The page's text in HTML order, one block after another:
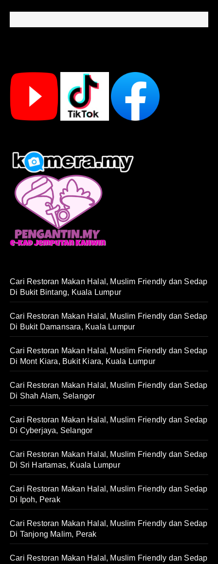
Cari Restoran Makan Halal, Muslim Friendly dan Sedap
Di Bukit Bintang, Kuala Lumpur
Cari Restoran Makan Halal, Muslim Friendly dan Sedap
Di Bukit Damansara, Kuala Lumpur
Cari Restoran Makan Halal, Muslim Friendly dan Sedap
Di Mont Kiara, Bukit Kiara, Kuala Lumpur
Cari Restoran Makan Halal, Muslim Friendly dan Sedap
Di Shah Alam, Selangor
Cari Restoran Makan Halal, Muslim Friendly dan Sedap
Di Cyberjaya, Selangor
Cari Restoran Makan Halal, Muslim Friendly dan Sedap
Di Sri Hartamas, Kuala Lumpur
Cari Restoran Makan Halal, Muslim Friendly dan Sedap
Di Ipoh, Perak
Cari Restoran Makan Halal, Muslim Friendly dan Sedap
Di Tanjong Malim, Perak
Cari Restoran Makan Halal, Muslim Friendly dan Sedap